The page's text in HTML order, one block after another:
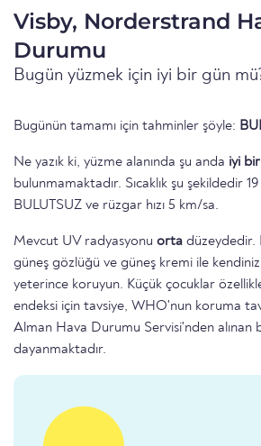
Visby, Norderstrand
Durumu
Bugün yüzmek için iyi bir gün
Bugünün tamamı için tahminler şöyle:
Ne yazık ki, yüzme alanında şu anda iyi
bulunmamaktadır. Sıcaklık şu şekildedir
BULUTSUZ ve rüzgar hızı 5 km/sa.
Mevcut UV radyasyonu orta
güneş gözlüğü ve güneş kremi ile
yeterince koruyun. Küçük çocuklar
endeksi için tavsiye, WHO'nun koruma
Alman Hava Durumu Servisi'nden alınan
dayanmaktadır.